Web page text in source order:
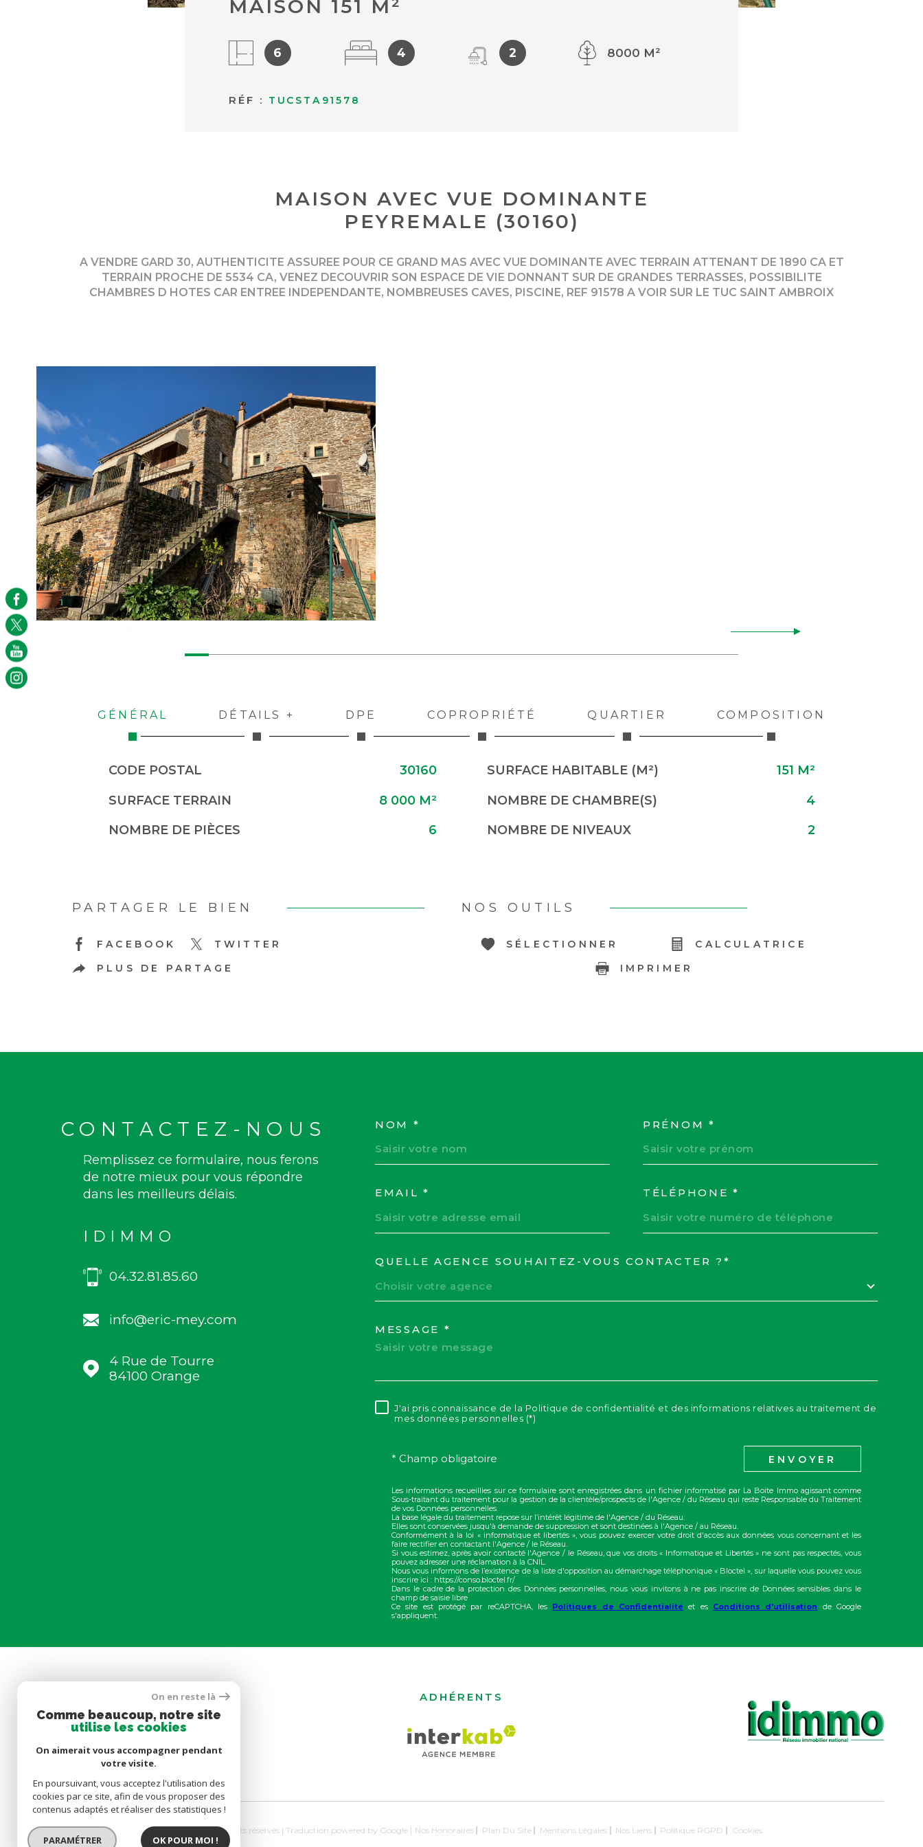
RÉF : TUCSTA91578
MAISON 151 M²
6 4 2 8000 M²
MAISON AVEC VUE DOMINANTE
PEYREMALE (30160)
A VENDRE GARD 30, AUTHENTICITE ASSUREE POUR CE GRAND MAS AVEC VUE DOMINANTE AVEC TERRAIN ATTENANT DE 1890 CA ET
TERRAIN PROCHE DE 5534 CA, VENEZ DECOUVRIR SON ESPACE DE VIE DONNANT SUR DE GRANDES TERRASSES, POSSIBILITE
CHAMBRES D HOTES CAR ENTREE INDEPENDANTE, NOMBREUSES CAVES, PISCINE, REF 91578 A VOIR SUR LE TUC SAINT AMBROIX
GÉNÉRAL DÉTAILS + DPE COPROPRIÉTÉ QUARTIER COMPOSITION
Caractérisque Valeurs
CODE POSTAL 30160 SURFACE HABITABLE (M²)
151 M²
SURFACE TERRAIN
8 000 M² NOMBRE DE CHAMBRE(S)
4
NOMBRE DE PIÈCES
6 NOMBRE DE NIVEAUX 2
PARTAGER LE BIEN
FACEBOOK
TWITTER
PLUS DE PARTAGE
NOS OUTILS
SÉLECTIONNER
CALCULATRICE
IMPRIMER
CONTACTEZ-NOUS
Remplissez ce formulaire, nous ferons
de notre mieux pour vous répondre
dans les meilleurs délais.
IDIMMO
04.32.81.85.60
info@eric-mey.com
4 Rue de Tourre
84100
Orange
TRAD_MELTEM_VOSCOORDONNEES
NOM * PRÉNOM *
EMAIL * TÉLÉPHONE *
TRAD_MELTEM_VOREDEMANDE
QUELLE AGENCE SOUHAITEZ-VOUS CONTACTER ?*
Choisir votre agence
MESSAGE *
RÈGLEMENTATION
J'ai pris connaissance de la Politique de confidentialité et des informations relatives au traitement de
mes données personnelles (*)
* Champ obligatoire ENVOYER
Les informations recueillies sur ce formulaire sont enregistrées dans un fichier informatisé par La Boite Immo agissant comme
Sous-traitant du traitement pour la gestion de la clientèle/prospects de l'Agence / du Réseau qui reste Responsable du Traitement
de vos Données personnelles.
La base légale du traitement repose sur l’intérêt légitime de l'Agence / du Réseau.
Elles sont conservées jusqu'à demande de suppression et sont destinées à l'Agence / au Réseau.
Conformément à la loi « informatique et libertés », vous pouvez exercer votre droit d'accès aux données vous concernant et les
faire rectifier en contactant l'Agence / le Réseau.
Si vous estimez, après avoir contacté l'Agence / le Réseau, que vos droits « Informatique et Libertés » ne sont pas respectés, vous
pouvez adresser une réclamation à la CNIL.
Nous vous informons de l’existence de la liste d'opposition au démarchage téléphonique « Bloctel », sur laquelle vous pouvez vous
inscrire ici : https://conso.bloctel.fr/
Dans le cadre de la protection des Données personnelles, nous vous invitons à ne pas inscrire de Données sensibles dans le
champ de saisie libre
Ce site est protégé par reCAPTCHA, les Politiques de Confidentialité et es Conditions d'utilisation de Google
s'appliquent.
SE CONNECTER
ESPACE PROPRIÉTAIRE
ADHÉRENTS
© 2026 | Tous droits réservés | Traduction powered by Google | Nos Honoraires Plan Du Site Mentions Légales Nos Liens Politique RGPD Cookies
On en reste là
Comme beaucoup, notre site
utilise les cookies
On aimerait vous accompagner pendant
votre visite.
En poursuivant, vous acceptez l'utilisation des
cookies par ce site, afin de vous proposer des
contenus adaptés et réaliser des statistiques !
PARAMÉTRER OK POUR MOI !